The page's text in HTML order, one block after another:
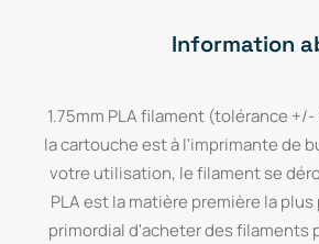
Information
1.75mm PLA filament (tolérance
la cartouche est à l'imprimante de
votre utilisation, le filament se
PLA est la matière première la
primordial d'acheter des filaments